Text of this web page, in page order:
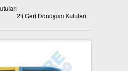
ÇÖP KUTULARI
KUTULARI
›
2li Geri Dönüşüm Kutuları